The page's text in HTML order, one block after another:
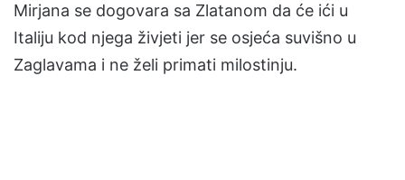
Mirjana se dogovara sa Zlatanom da će ići u
Italiju kod njega živjeti jer se osjeća suvišno u
Zaglavama i ne želi primati milostinju.